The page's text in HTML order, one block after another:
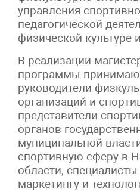
управления
педагогической
физической культуре и
В реализации
программы
руководители
организаций и
представители
органов
муниципальной
спортивную сферу в
области,
маркетингу и